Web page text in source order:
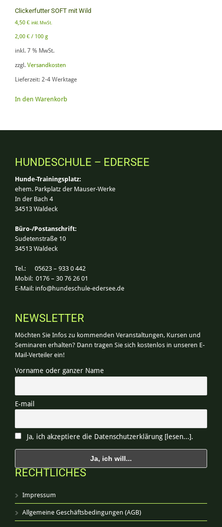
Clickerfutter SOFT mit Wild
4,50 € inkl. MwSt.
2,00 € / 100 g
inkl. 7 % MwSt.
zzgl. Versandkosten
Lieferzeit: 2-4 Werktage
In den Warenkorb
HUNDESCHULE – EDERSEE
Hunde-Trainingsplatz:
ehem. Parkplatz der Mauser-Werke
In der Bach 4
34513 Waldeck
Büro-/Postanschrift:
Sudetenstraße 10
34513 Waldeck
Tel.: 05623 – 933 0 442
Mobil: 0176 – 30 76 26 01
E-Mail: info@hundeschule-edersee.de
NEWSLETTER
Möchten Sie Infos zu kommenden Veranstaltungen, Kursen und
Seminaren erhalten? Dann tragen Sie sich kostenlos in unseren E-
Mail-Verteiler ein!
Vorname oder ganzer Name
E-mail
Ja, ich akzeptiere die Datenschutzerklärung [lesen...].
RECHTLICHES
Impressum
Allgemeine Geschäftsbedingungen (AGB)